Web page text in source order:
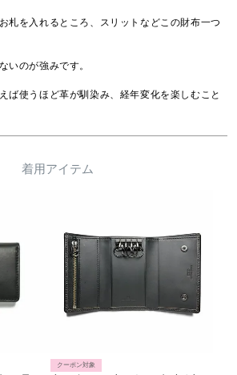
札を入れるところ、スリットなどこの財布一つ
いのが強みです。
ば使うほど革が馴染み、経年変化を楽しむこと
着用アイテム
クーポン対象